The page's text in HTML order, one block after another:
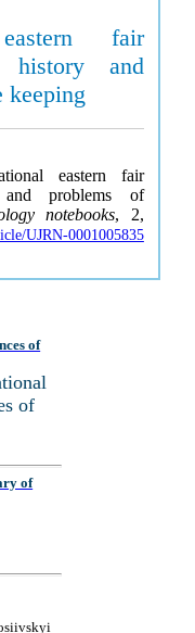
fair
history and
keeping
eastern fair
and problems of
notebooks, 2,
UJRN-0001005835
of
of
of